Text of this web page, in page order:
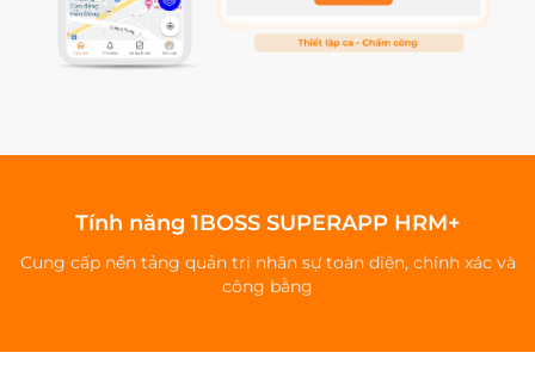
Tính năng 1BOSS SUPERAPP HRM+
Cung cấp nền tảng quản trị nhân sự toàn diện, chính xác và
công bằng